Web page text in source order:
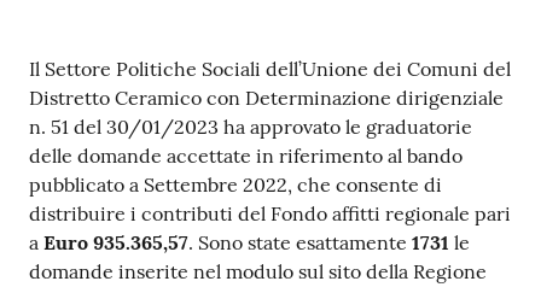
Contenuto
Il Settore Politiche Sociali dell’Unione dei Comuni del
Distretto Ceramico con Determinazione dirigenziale
n. 51 del 30/01/2023 ha approvato le graduatorie
delle domande accettate in riferimento al bando
pubblicato a Settembre 2022, che consente di
distribuire i contributi del Fondo affitti regionale pari
a Euro 935.365,57. Sono state esattamente 1731 le
domande inserite nel modulo sul sito della Regione